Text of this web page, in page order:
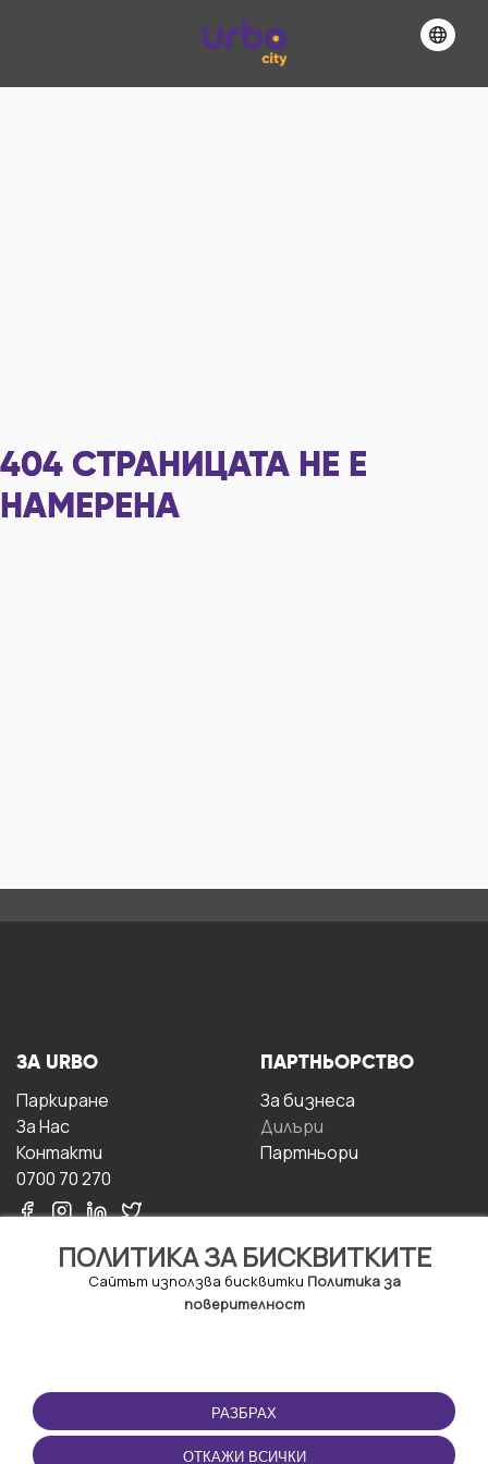
404 СТРАНИЦАТА НЕ Е
НАМЕРЕНА
ПОЛИТИКА ЗА БИСКВИТКИТЕ
Сайтът използва бисквитки Политика за
поверителност
РАЗБРАХ
ОТКАЖИ ВСИЧКИ
ЗА URBO
Паркиране
За Hас
Контакти
0700 70 270
ПАРТНЬОРСТВО
За бизнесa
Дилъри
Партньори
ПОЛЗВАНЕ
Правила и условия за
ползване
ПРИЛОЖЕНИЕТО